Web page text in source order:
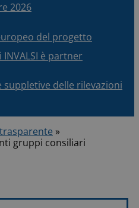
2026
del progetto
INVALSI è partner
suppletive delle rilevazioni
»
gruppi consiliari